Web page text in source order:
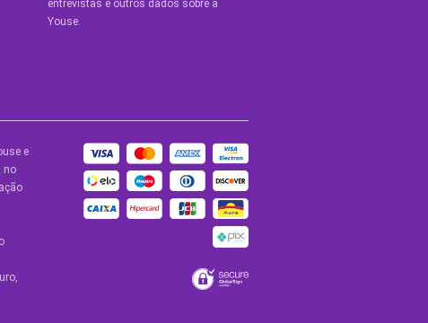
entrevistas e outros dados sobre a
Youse.​
de Ajuda
de
BLOGS
Blog Youse
e
no